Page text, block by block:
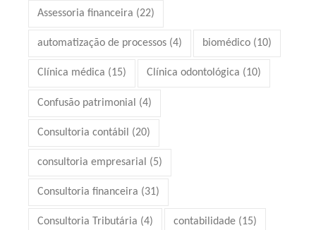
Assessoria financeira (22)
automatização de processos (4) biomédico (10)
Clínica médica (15) Clínica odontológica (10)
Confusão patrimonial (4)
Consultoria contábil (20)
consultoria empresarial (5)
Consultoria financeira (31)
Consultoria Tributária (4) contabilidade (15)